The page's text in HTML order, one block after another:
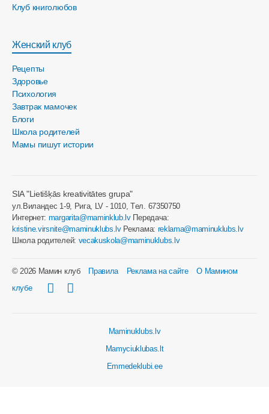
Клуб книголюбов
Женский клуб
Рецепты
Здоровье
Психология
Завтрак мамочек
Блоги
Школа родителей
Мамы пишут истории
SIA "Lietišķās kreativitātes grupa"
ул.Виландес 1-9, Рига, LV - 1010, Tел. 67350750
Интернет: margarita@maminklub.lvПередача:
kristine.virsnite@maminuklubs.lvРеклама: reklama@maminuklubs.lv
Школа родителей: vecakuskola@maminuklubs.lv
© 2026 Мамин клуб Правила Реклама на сайте
О Мамином
клубе
Maminuklubs.lv
Mamyciuklubas.lt
Emmedeklubi.ee